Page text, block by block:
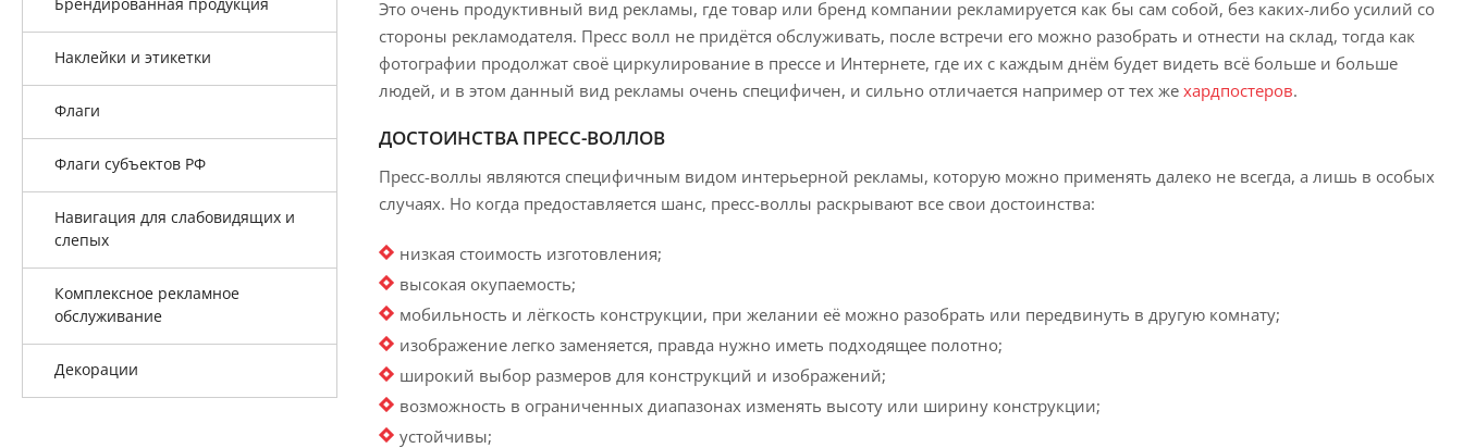
Наклейки и этикетки
Флаги
Флаги субъектов РФ
Навигация для слабовидящих и
слепых
Комплексное рекламное
обслуживание
Декорации
Это очень продуктивный вид рекламы, где товар или бренд компании рекламируется как бы сам собой, без каких-либо усилий со
стороны рекламодателя. Пресс волл не придётся обслуживать, после встречи его можно разобрать и отнести на склад, тогда как
фотографии продолжат своё циркулирование в прессе и Интернете, где их с каждым днём будет видеть всё больше и больше
людей, и в этом данный вид рекламы очень специфичен, и сильно отличается например от тех же хардпостеров.
ДОСТОИНСТВА ПРЕСС-ВОЛЛОВ
Пресс-воллы являются специфичным видом интерьерной рекламы, которую можно применять далеко не всегда, а лишь в особых
случаях. Но когда предоставляется шанс, пресс-воллы раскрывают все свои достоинства:
низкая стоимость изготовления;
высокая окупаемость;
мобильность и лёгкость конструкции, при желании её можно разобрать или передвинуть в другую комнату;
изображение легко заменяется, правда нужно иметь подходящее полотно;
широкий выбор размеров для конструкций и изображений;
возможность в ограниченных диапазонах изменять высоту или ширину конструкции;
устойчивы;